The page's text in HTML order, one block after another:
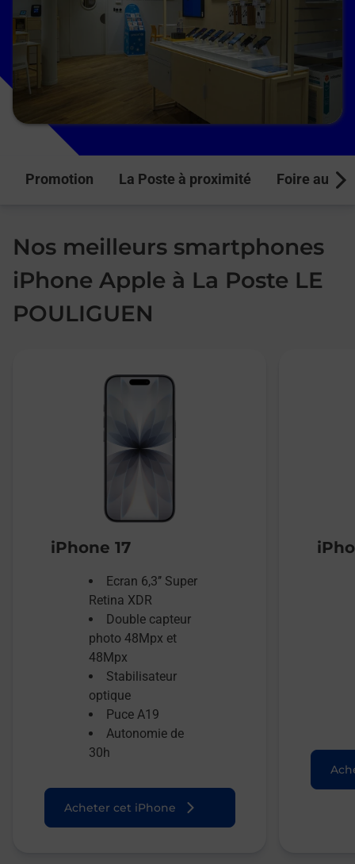
Promotion La Poste à proximité Foire aux
Nos meilleurs smartphones
iPhone Apple à La Poste LE
POULIGUEN
iPhone 17
Ecran 6,3’’ Super
Retina XDR
Double capteur
photo 48Mpx et
48Mpx
Stabilisateur
optique
Puce A19
Autonomie de
30h
Acheter cet iPhone